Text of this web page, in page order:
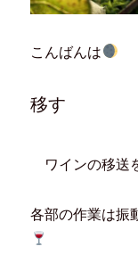
こんばんは
移す
ワインの移送
各部の作業は振